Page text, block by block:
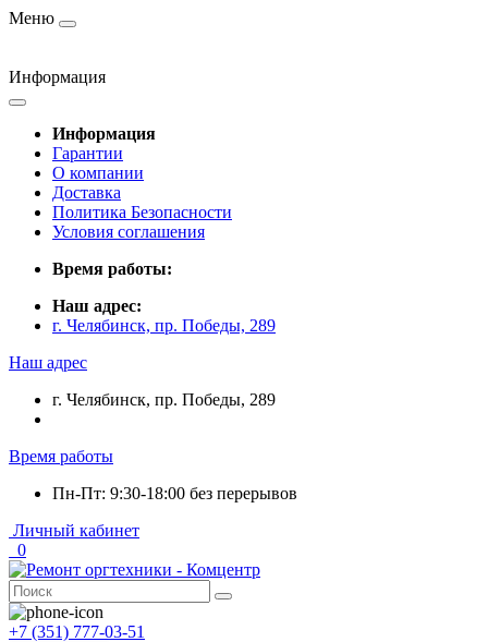
Меню
Информация
Информация
Гарантии
О компании
Доставка
Политика Безопасности
Условия соглашения
Время работы:
Наш адрес:
г. Челябинск, пр. Победы, 289
Наш адрес
г. Челябинск, пр. Победы, 289
Время работы
Пн-Пт: 9:30-18:00 без перерывов
Личный кабинет
0
+7 (351) 777-03-51